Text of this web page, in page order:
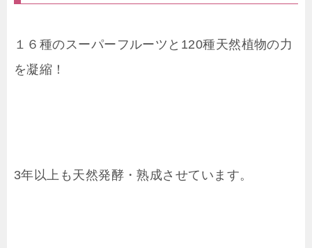
１６種のスーパーフルーツと120種天然植物の力
を凝縮！
3年以上も天然発酵・熟成させています。